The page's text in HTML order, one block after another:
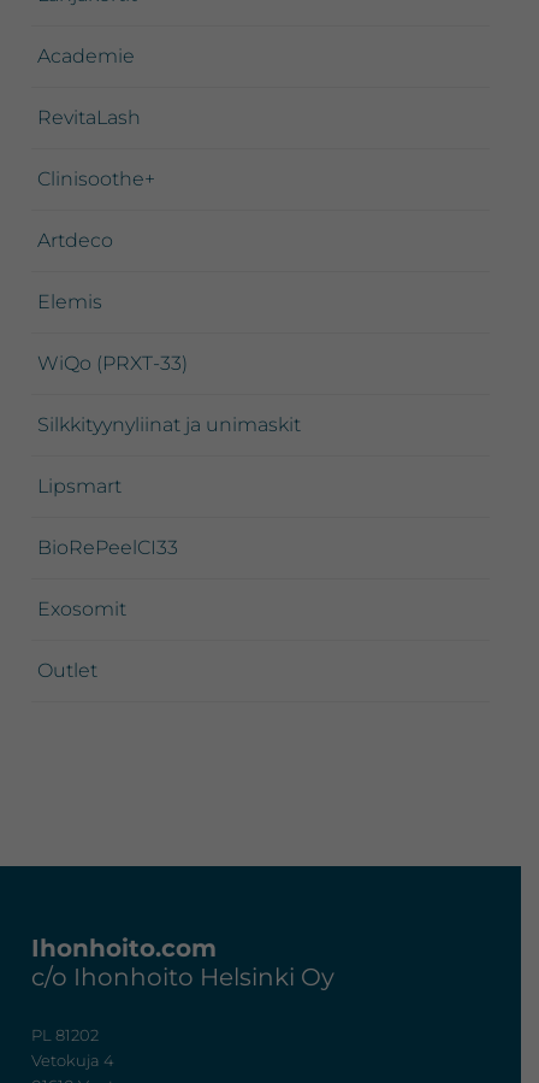
Academie
RevitaLash
Clinisoothe+
Artdeco
Elemis
WiQo (PRXT-33)
Silkkityynyliinat ja unimaskit
Lipsmart
BioRePeelCI33
Exosomit
Outlet
Ihonhoito.com
c/o Ihonhoito Helsinki Oy
PL 81202
Vetokuja 4